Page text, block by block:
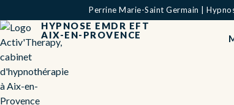
Perrine Marie-Saint Germain |
HYPNOSE EMDR EFT
AIX-EN-PROVENCE